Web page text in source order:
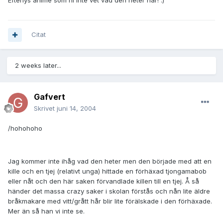
Citat
2 weeks later...
Gafvert
Skrivet juni 14, 2004
/hohohoho
Jag kommer inte ihåg vad den heter men den började med att en
kille och en tjej (relativt unga) hittade en förhäxad tjongamabob
eller nåt och den här saken förvandlade killen till en tjej. Å så
händer det massa crazy saker i skolan förstås och nån lite äldre
bråkmakare med vitt/grått hår blir lite förälskade i den förhäxade.
Mer än så han vi inte se.